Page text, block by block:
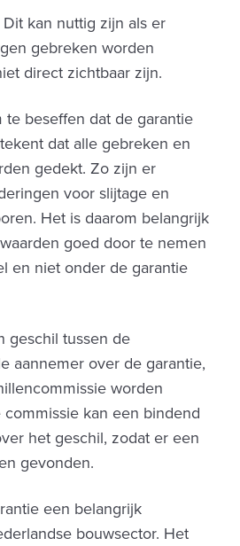
kan nuttig zijn als er
gebreken worden
direct zichtbaar zijn.
te beseffen dat de garantie
dat alle gebreken en
gedekt. Zo zijn er
voor slijtage en
Het is daarom belangrijk
goed door te nemen
en niet onder de garantie
geschil tussen de
aannemer over de garantie,
worden
kan een bindend
het geschil, zodat er een
gevonden.
een belangrijk
bouwsector. Het